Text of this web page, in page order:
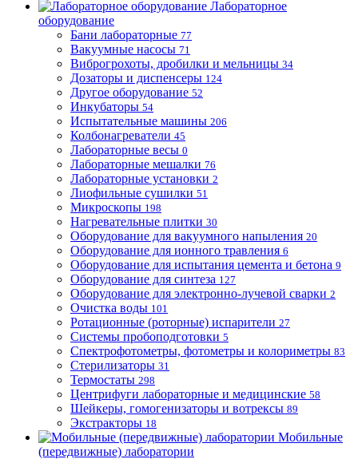
Лабораторное
оборудование
Бани лабораторные 77
Вакуумные насосы 71
Виброгрохоты, дробилки и мельницы 34
Дозаторы и диспенсеры 124
Другое оборудование 52
Инкубаторы 54
Испытательные машины 206
Колбонагреватели 45
Лабораторные весы 0
Лабораторные мешалки 76
Лабораторные установки 2
Лиофильные сушилки 51
Микроскопы 198
Нагревательные плитки 30
Оборудование для вакуумного напыления 20
Оборудование для ионного травления 6
Оборудование для испытания цемента и бетона 9
Оборудование для синтеза 127
Оборудование для электронно-лучевой сварки 2
Очистка воды 101
Ротационные (роторные) испарители 27
Системы пробоподготовки 5
Спектрофотометры, фотометры и колориметры 83
Стерилизаторы 31
Термостаты 298
Центрифуги лабораторные и медицинские 58
Шейкеры, гомогенизаторы и вотрексы 89
Экстракторы 18
Мобильные
(передвижные) лаборатории